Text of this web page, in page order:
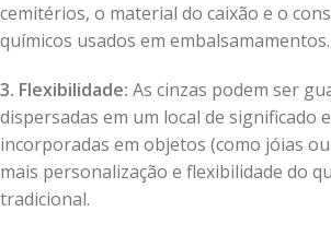
cemitérios, o material do caixão e o
químicos usados em embalsamamentos.
3. Flexibilidade: As cinzas podem ser
dispersadas em um local de significado
incorporadas em objetos (como jóias
mais personalização e flexibilidade do
tradicional.